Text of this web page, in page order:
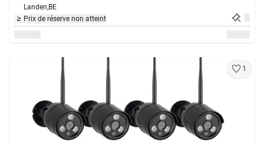
Landen,BE
Prix de réserve non atteint
1